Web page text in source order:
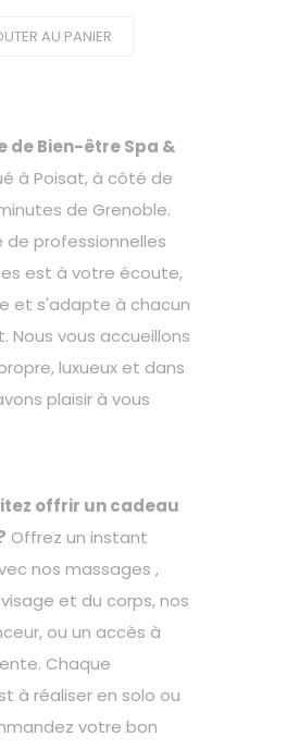
AU PANIER
de Bien-être Spa &
à Poisat, à côté de
de Grenoble.
de professionnelles
est à votre écoute,
et s'adapte à chacun
Nous vous accueillons
luxueux et dans
plaisir à vous
offrir un cadeau
Offrez un instant
nos massages ,
et du corps, nos
ou un accès à
Chaque
à réaliser en solo ou
votre bon